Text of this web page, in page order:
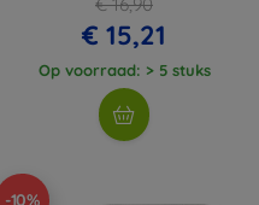
€ 15,21
Op voorraad: > 5 stuks
-10%